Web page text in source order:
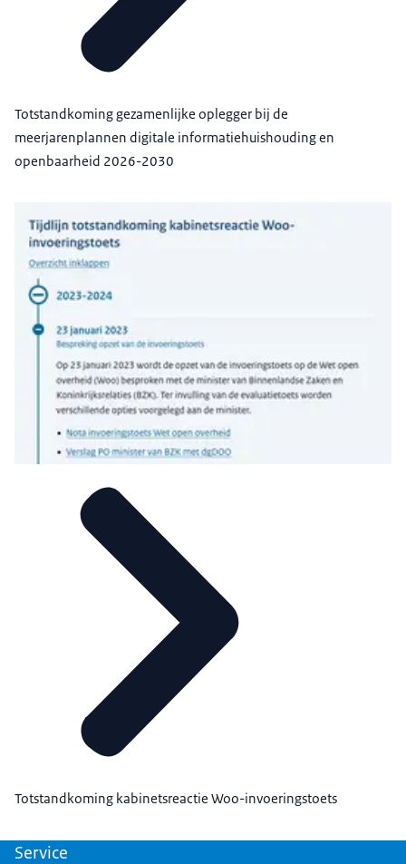
Totstandkoming gezamenlijke oplegger bij de
meerjarenplannen digitale informatiehuishouding en
openbaarheid 2026-2030
Totstandkoming kabinetsreactie Woo-invoeringstoets
Service